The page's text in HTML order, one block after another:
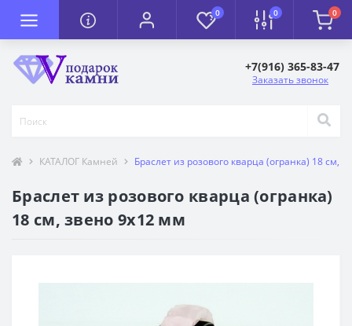
0 0 0
+7(916) 365-83-47
Заказать звонок
КАТАЛОГ Камней Браслет из розового кварца (огранка) 18 см,
Браслет из розового кварца (огранка)
18 см, звено 9х12 мм